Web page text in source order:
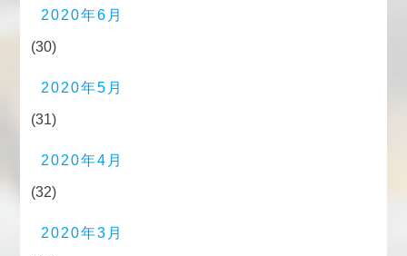
2020年6月
(30)
2020年5月
(31)
2020年4月
(32)
2020年3月